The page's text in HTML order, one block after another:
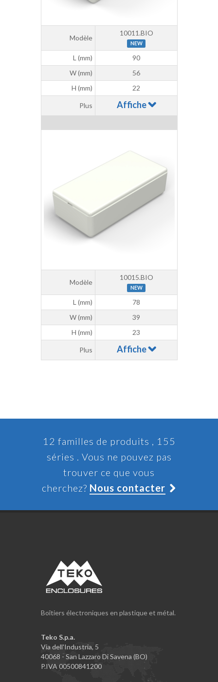
Modèle
10011.BIO
NEW
L (mm)
90
W (mm)
56
H (mm)
22
Plus Affiche
Modèle
10015.BIO
NEW
L (mm)
78
W (mm)
39
H (mm)
23
Plus Affiche
12 familles de produits , 155
séries . Vous ne pouvez pas
trouver ce que vous
cherchez? Nous contacter
Boîtiers électroniques en plastique et métal.
Teko S.p.a.
Via dell'Industria, 5
40068 - San Lazzaro Di Savena (BO)
P.IVA 00500841200